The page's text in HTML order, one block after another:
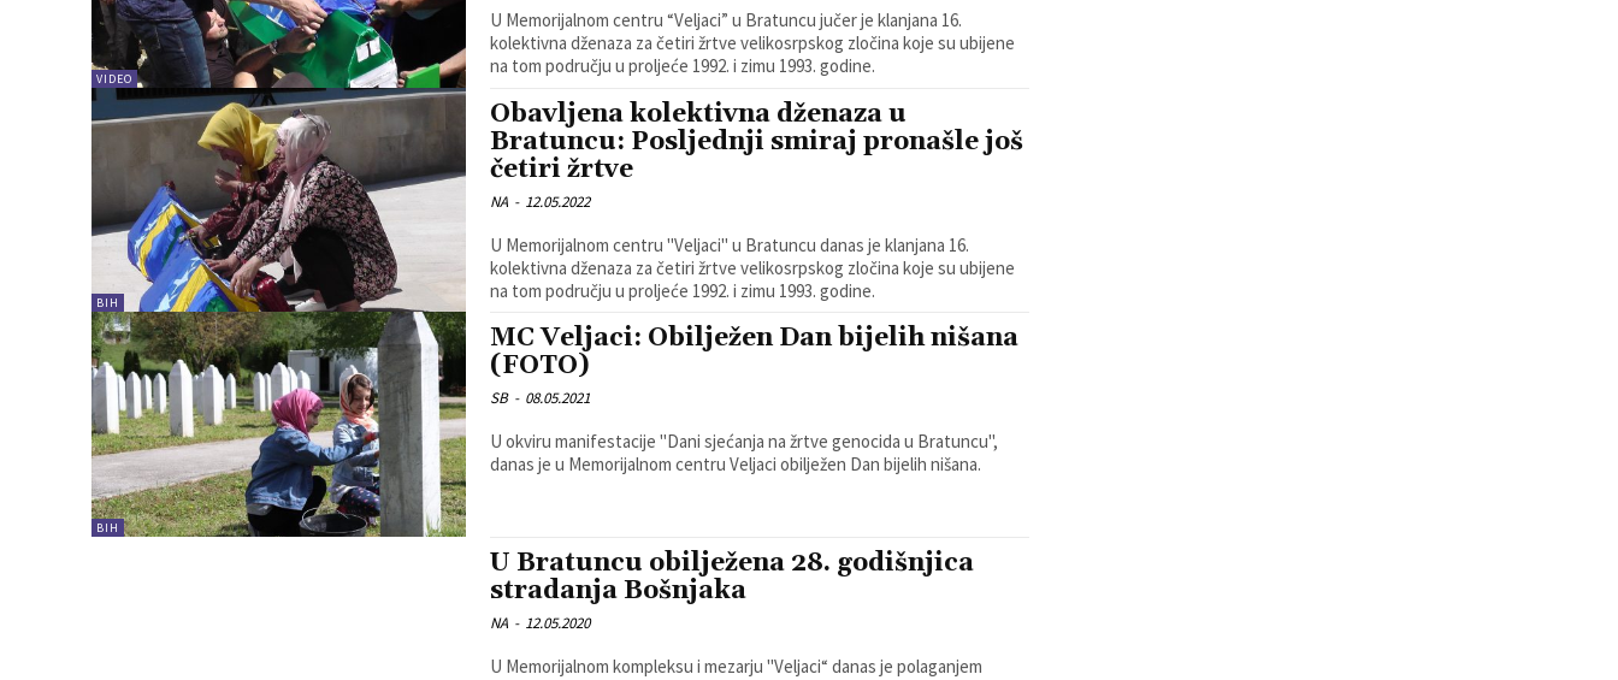
VIDEO
U Memorijalnom centru “Veljaci” u Bratuncu jučer je klanjana 16.
kolektivna dženaza za četiri žrtve velikosrpskog zločina koje su ubijene
na tom području u proljeće 1992. i zimu 1993. godine.
BIH
Obavljena kolektivna dženaza u
Bratuncu: Posljednji smiraj pronašle još
četiri žrtve
NA - 12.05.2022
U Memorijalnom centru "Veljaci" u Bratuncu danas je klanjana 16.
kolektivna dženaza za četiri žrtve velikosrpskog zločina koje su ubijene
na tom području u proljeće 1992. i zimu 1993. godine.
BIH
MC Veljaci: Obilježen Dan bijelih nišana
(FOTO)
SB - 08.05.2021
U okviru manifestacije "Dani sjećanja na žrtve genocida u Bratuncu",
danas je u Memorijalnom centru Veljaci obilježen Dan bijelih nišana.
U Bratuncu obilježena 28. godišnjica
stradanja Bošnjaka
NA - 12.05.2020
U Memorijalnom kompleksu i mezarju "Veljaci“ danas je polaganjem